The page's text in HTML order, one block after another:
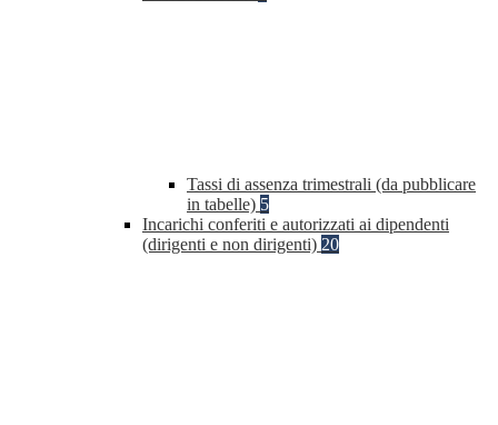
Tassi di assenza trimestrali (da pubblicare
in tabelle) 5
Incarichi conferiti e autorizzati ai dipendenti
(dirigenti e non dirigenti) 20